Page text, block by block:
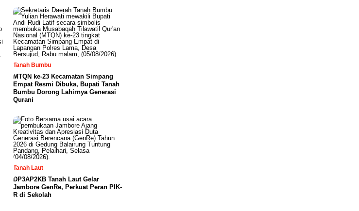
Tanah Bumbu
MTQN ke-23 Kecamatan Simpang
Empat Resmi Dibuka, Bupati Tanah
Bumbu Dorong Lahirnya Generasi
Qurani
Tanah Laut
DP3AP2KB Tanah Laut Gelar
Jambore GenRe, Perkuat Peran PIK-
R di Sekolah